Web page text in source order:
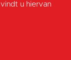
u hiervan